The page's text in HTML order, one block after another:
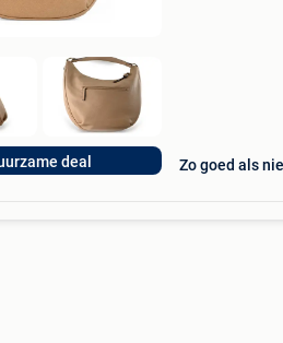
deal Zo goed als